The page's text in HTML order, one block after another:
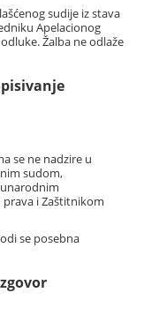
sudije iz stava
Apelacionog
Žalba ne odlaže
se ne nadzire u
sudom,
i Zaštitnikom
se posebna